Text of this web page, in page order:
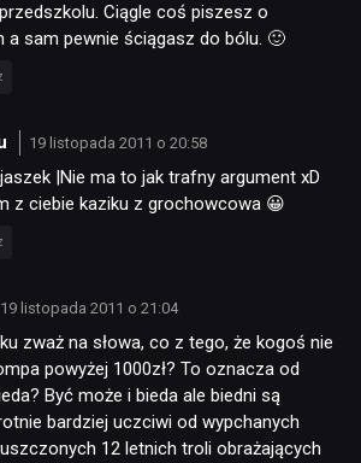
Ciągle coś piszesz o
a sam pewnie ściągasz do bólu. 🙂
19 listopada 2011 o 20:58
|Nie ma to jak trafny argument xD
z ciebie kaziku z grochowcowa 😀
19 listopada 2011 o 21:04
zważ na słowa, co z tego, że kogoś nie
powyżej 1000zł? To oznacza od
Być może i bieda ale biedni są
bardziej uczciwi od wypchanych
12 letnich troli obrażających